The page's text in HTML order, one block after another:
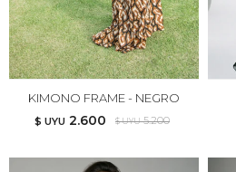
KIMONO FRAME - NEGRO
$ UYU 2.600 $ UYU 5.200